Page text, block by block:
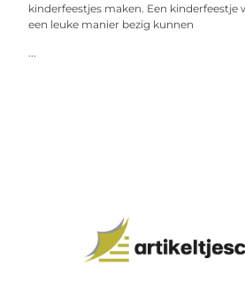
kinderfeestjes maken. Een kinderfeestje
een leuke manier bezig kunnen
...